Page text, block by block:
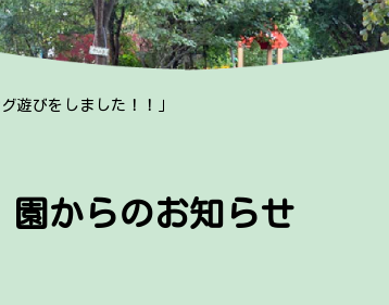
遊びをしました！！」
園からのお知らせ